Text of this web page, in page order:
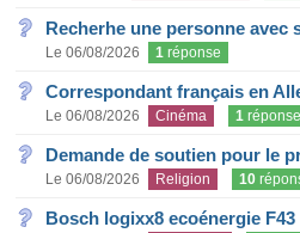
Recherhe une personne avec
Le 06/08/2026 1 réponse
Correspondant français en
Le 06/08/2026 Cinéma 1 réponse
Demande de soutien pour le
Le 06/08/2026 Religion 10
Bosch logixx8 ecoénergie F43